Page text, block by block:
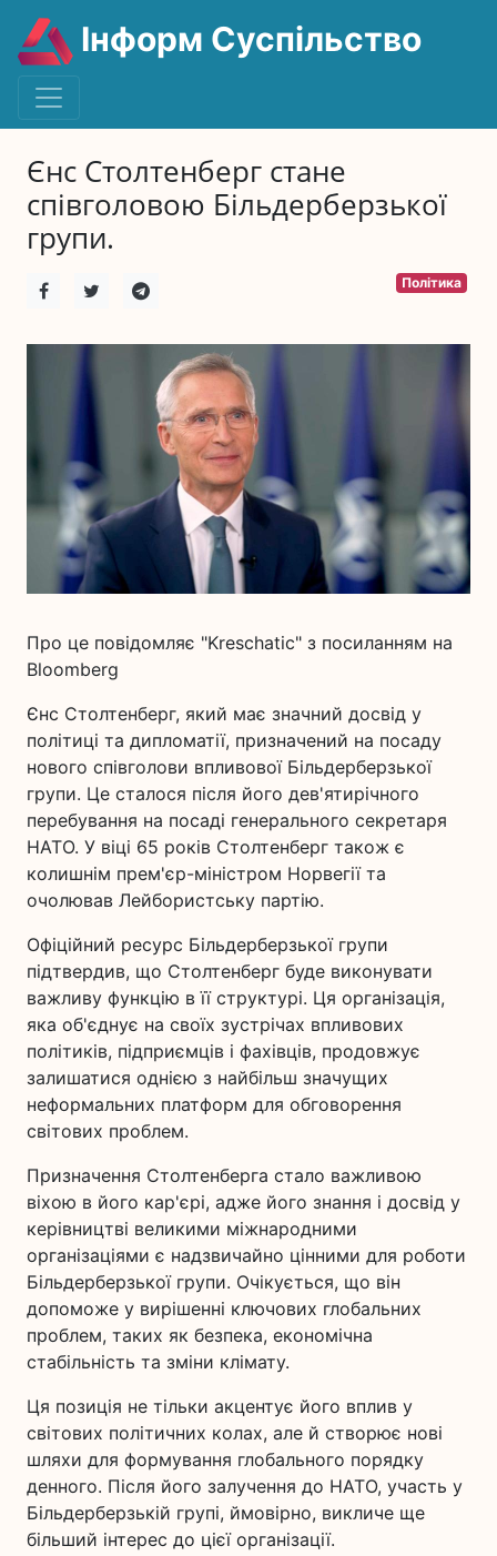
Інформ Суспільство
Єнс Столтенберг стане
співголовою Більдерберзької
групи.
Політика
Про це повідомляє "Kreschatic" з посиланням на
Bloomberg
Єнс Столтенберг, який має значний досвід у
політиці та дипломатії, призначений на посаду
нового співголови впливової Більдерберзької
групи. Це сталося після його дев'ятирічного
перебування на посаді генерального секретаря
НАТО. У віці 65 років Столтенберг також є
колишнім прем'єр-міністром Норвегії та
очолював Лейбористську партію.
Офіційний ресурс Більдерберзької групи
підтвердив, що Столтенберг буде виконувати
важливу функцію в її структурі. Ця організація,
яка об'єднує на своїх зустрічах впливових
політиків, підприємців і фахівців, продовжує
залишатися однією з найбільш значущих
неформальних платформ для обговорення
світових проблем.
Призначення Столтенберга стало важливою
віхою в його кар'єрі, адже його знання і досвід у
керівництві великими міжнародними
організаціями є надзвичайно цінними для роботи
Більдерберзької групи. Очікується, що він
допоможе у вирішенні ключових глобальних
проблем, таких як безпека, економічна
стабільність та зміни клімату.
Ця позиція не тільки акцентує його вплив у
світових політичних колах, але й створює нові
шляхи для формування глобального порядку
денного. Після його залучення до НАТО, участь у
Більдерберзькій групі, ймовірно, викличе ще
більший інтерес до цієї організації.